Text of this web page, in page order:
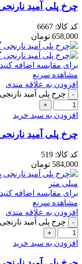
چرخ پلی آمید نارنجی گردان
کد کالا: 6667
658,000 تومان
برای مقایسه اضافه کنید
مشاهده سریع
افزودن به علاقه مندی
چرخ پلی آمید نارنجی گردان
افزودن به سبد خرید
چرخ پلی آمید نارنجی
کد کالا: 519
584,000 تومان
برای مقایسه اضافه کنید
مشاهده سریع
افزودن به علاقه مندی
چرخ پلی آمید نارنجی پایه
افزودن به سبد خرید